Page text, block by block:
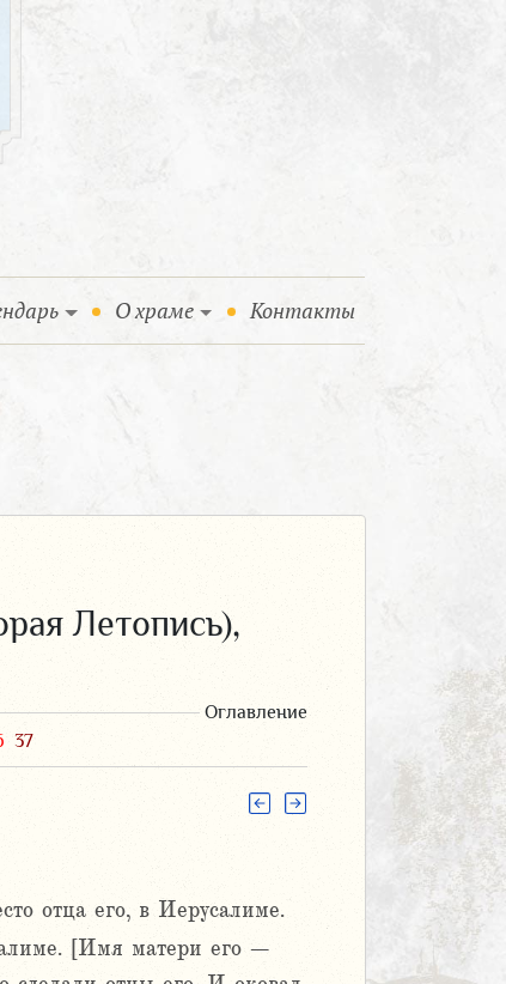
О храме Контакты
Летопись),
Оглавление
37
отца его, в Иерусалиме.
[Имя матери его –